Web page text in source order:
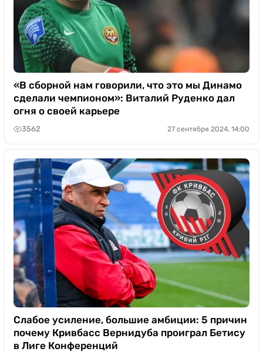
«В сборной нам говорили, что это мы Динамо
сделали чемпионом»: Виталий Руденко дал
огня о своей карьере
3562 27 сентября 2024, 14:00
Слабое усиление, большие амбиции: 5 причин
почему Кривбасс Вернидуба проиграл Бетису
в Лиге Конференций